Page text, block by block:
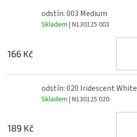
odstín: 003 Medium
Skladem | N130125 003
166 Kč
odstín: 020 Iridescent White
Skladem | N130125 020
189 Kč